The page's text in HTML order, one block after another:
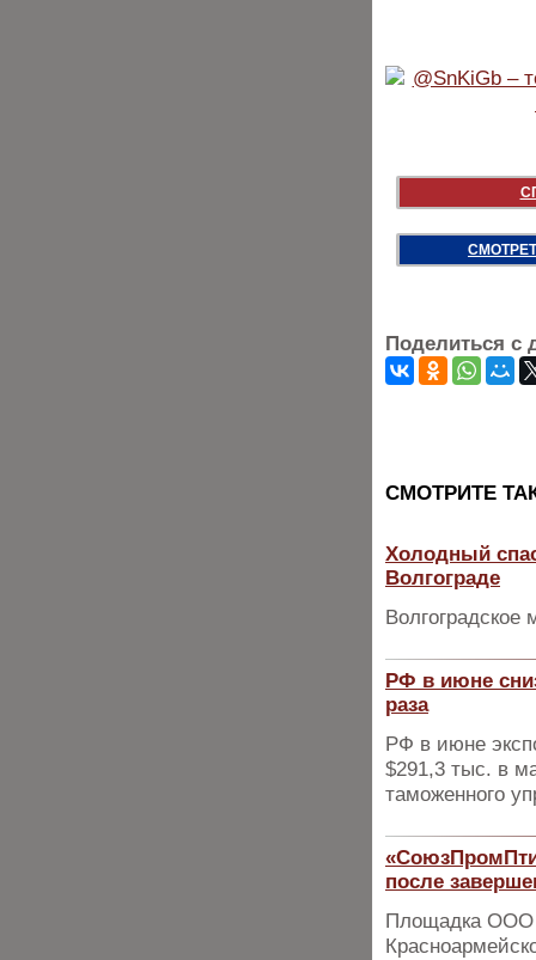
Поделиться с
CМОТРИТЕ
Холодный
Волгограде
Волгоградское
РФ в июне
раза
РФ в июне
$291,3 тыс. в
таможенного
после
Площадка ООО